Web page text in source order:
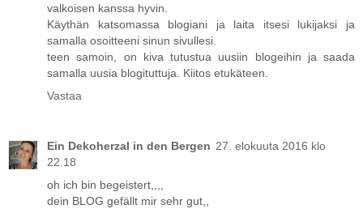
valkoisen kanssa hyvin.
Käythän katsomassa blogiani ja laita itsesi lukijaksi ja
samalla osoitteeni sinun sivullesi.
teen samoin, on kiva tutustua uusiin blogeihin ja saada
samalla uusia blogituttuja. Kiitos etukäteen.
Vastaa
Ein Dekoherzal in den Bergen 27. elokuuta 2016 klo
22.18
oh ich bin begeistert,,,,
dein BLOG gefällt mir sehr gut,,